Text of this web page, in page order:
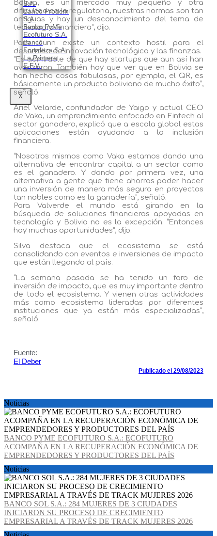
S.A.
Banco Prodem
S.A.
Banco PyMe
Ecofuturo S.A.
Banco
Fortaleza S.A.
La Primera
E.F.V.
X
Bolivia, es un mercado muy pequeño y otra
dificultad es la regulatoria, nuestras normas son tan
antiguas y hay un desconocimiento del tema de
tecnología financiera”, dijo.
Para Dunn existe un contexto hostil para el
desarrollo de innovación tecnológica y las finanzas.
“Es admirable de que hay startups que aun así han
avanzaron. También hay que ver que en Bolivia se
han hecho cosas fabulosas, por ejemplo, el QR, es
básicamente un producto boliviano de mucho éxito”,
señaló.
Ariel Velarde, confundador de Yaigo y actual CEO
de Vaka, un emprendimiento enfocado en Fintech al
sector ganadero, explicó que a escala global estas
aplicaciones están ayudando a la inclusión
financiera.
“Nosotros mismos como Vaka estamos dando una
alternativa de encontrar capital a un sector como
es el ganadero. Y dando por primera vez, una
alternativa a gente que tiene ahorros poder hacer
una inversión de manera más segura en proyectos
tan nobles como es la ganadería”, señaló.
Para Valverde el mundo está girando en la
búsqueda de soluciones financieras apoyadas en
tecnología y Bolivia no es la excepción. “Entonces
hay muchas oportunidades”, dijo.
Silva destaca que el ecosistema se está
consolidando con eventos e inversiones de impacto
que están llegando al país.
“La semana pasada se ha tenido un foro de
inversión de impacto, que es muy importante dentro
de todo el ecosistema. Y vienen otras actividades
más como ecosistema lideradas por diferentes
instituciones que ya están más especializadas”,
señaló.
Fuente:
El Deber
Publicado el 29/08/2023
Noticias
BANCO PYME ECOFUTURO S.A.: ECOFUTURO
ACOMPAÑA EN LA RECUPERACIÓN ECONÓMICA DE
EMPRENDEDORES Y PRODUCTORES DEL PAÍS
Noticias
BANCO SOL S.A.: 284 MUJERES DE 3 CIUDADES
INICIARON SU PROCESO DE CRECIMIENTO
EMPRESARIAL A TRAVÉS DE TRACK MUJERES 2026